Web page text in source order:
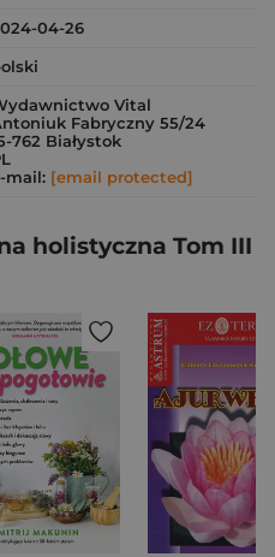
04-26
Vital
Fabryczny 55/24
762 Białystok
mail: [email protected]
holistyczna Tom III